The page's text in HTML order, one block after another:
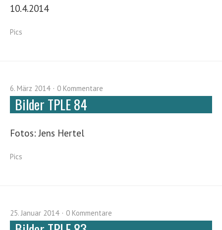
10.4.2014
Pics
6. März 2014 0 Kommentare
Bilder TPLE 84
Fotos: Jens Hertel
Pics
25. Januar 2014 0 Kommentare